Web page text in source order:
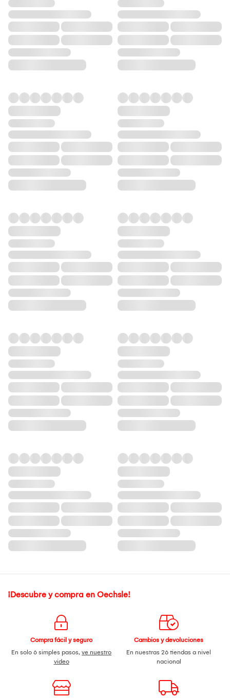
¡Descubre y compra en Oechsle!
Compra fácil y seguro
En solo 6 simples pasos, ve nuestro
video
Cambios y devoluciones
En nuestras 26 tiendas a nivel
nacional